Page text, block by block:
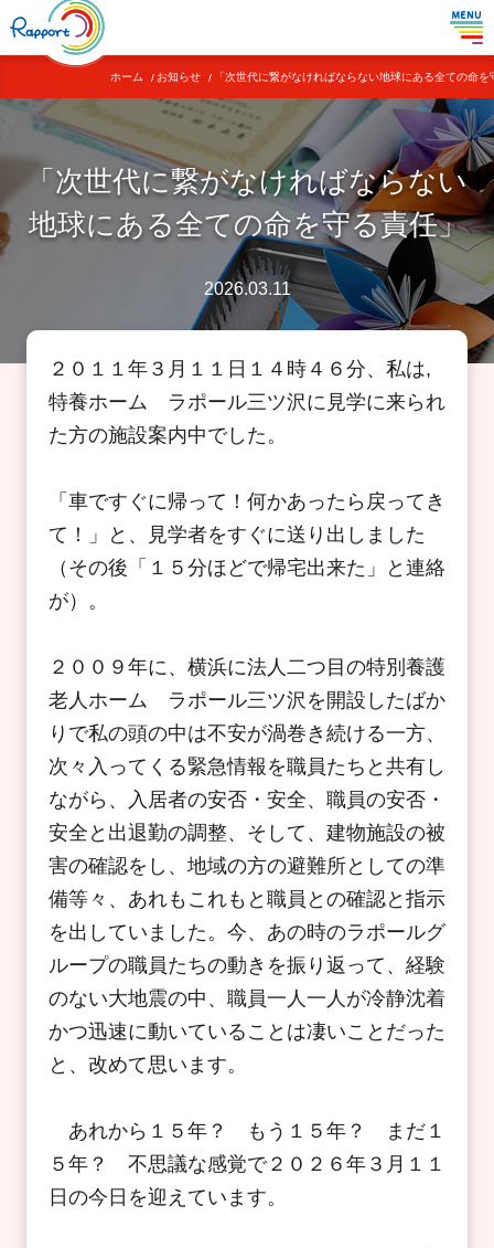
ホーム お知らせ 「次世代に繋がなければならない地球にある全ての命を
「次世代に繋がなければならない
地球にある全ての命を守る責任」
2026.03.11
２０１１年３月１１日１４時４６分、私は,
特養ホーム ラポール三ツ沢に見学に来られ
た方の施設案内中でした。
「車ですぐに帰って！何かあったら戻ってき
て！」と、見学者をすぐに送り出しました
（その後「１５分ほどで帰宅出来た」と連絡
が）。
２００９年に、横浜に法人二つ目の特別養護
老人ホーム ラポール三ツ沢を開設したばか
りで私の頭の中は不安が渦巻き続ける一方、
次々入ってくる緊急情報を職員たちと共有し
ながら、入居者の安否・安全、職員の安否・
安全と出退勤の調整、そして、建物施設の被
害の確認をし、地域の方の避難所としての準
備等々、あれもこれもと職員との確認と指示
を出していました。今、あの時のラポールグ
ループの職員たちの動きを振り返って、経験
のない大地震の中、職員一人一人が冷静沈着
かつ迅速に動いていることは凄いことだった
と、改めて思います。
あれから１５年？ もう１５年？ まだ１
５年？ 不思議な感覚で２０２６年３月１１
日の今日を迎えています。